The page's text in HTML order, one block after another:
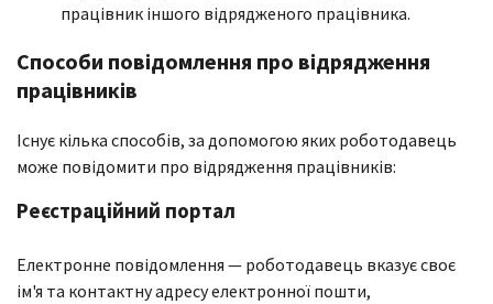
працівник іншого відрядженого працівника.
Способи повідомлення про відрядження
працівників
Існує кілька способів, за допомогою яких роботодавець
може повідомити про відрядження працівників:
Реєстраційний портал
Електронне повідомлення — роботодавець вказує своє
ім'я та контактну адресу електронної пошти,